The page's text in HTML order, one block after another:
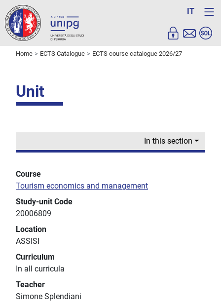
IT
Home ECTS Catalogue ECTS course catalogue 2026/27
Unit
In this section
Course
Tourism economics and management
Study-unit Code
20006809
Location
ASSISI
Curriculum
In all curricula
Teacher
Simone Splendiani